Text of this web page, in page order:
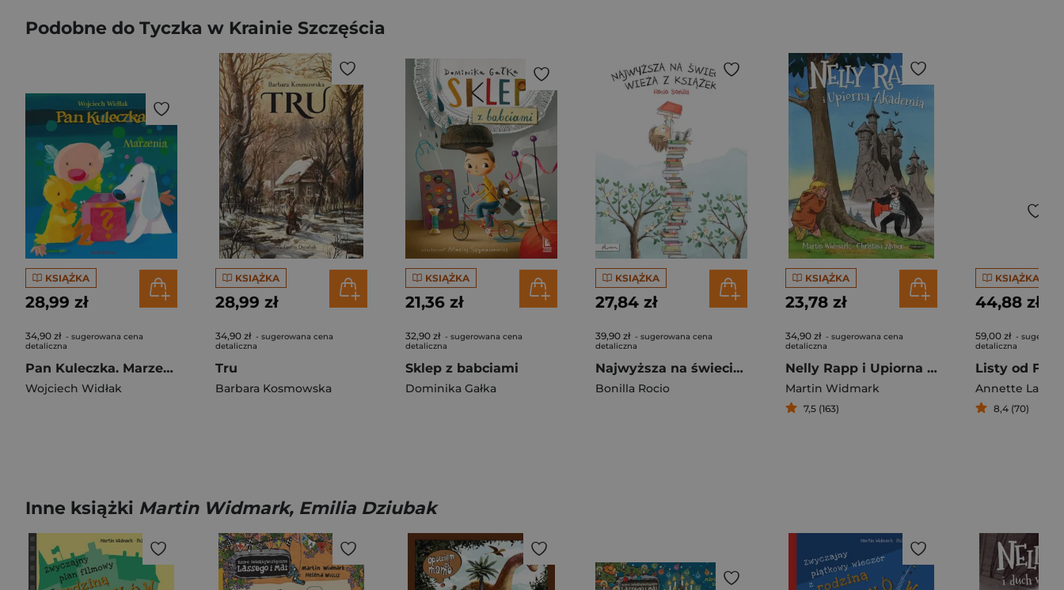
Podobne do Tyczka w Krainie Szczęścia
KSIĄŻKA
28,99 zł
34,90 zł - sugerowana cena
detaliczna
Pan Kuleczka. Marzenia
Wojciech Widłak
KSIĄŻKA
28,99 zł
34,90 zł - sugerowana cena
detaliczna
Tru
Barbara Kosmowska
KSIĄŻKA
21,36 zł
32,90 zł - sugerowana cena
detaliczna
Sklep z babciami
Dominika Gałka
KSIĄŻKA
27,84 zł
39,90 zł - sugerowana cena
detaliczna
Najwyższa na świecie wieża z książek
Bonilla Rocio
KSIĄŻKA
23,78 zł
34,90 zł - sugerowana cena
detaliczna
Nelly Rapp i Upiorna Akademia
Martin Widmark
7,5 (163)
KSIĄŻKA
44,88 zł
59,00 zł -
detaliczna
Annette
8,4 (70)
Inne książki Martin Widmark, Emilia Dziubak